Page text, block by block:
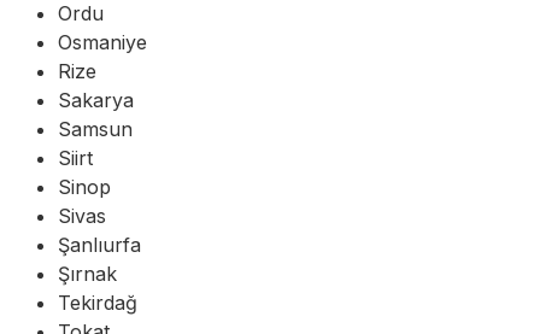
Ordu
Osmaniye
Rize
Sakarya
Samsun
Siirt
Sinop
Sivas
Şanlıurfa
Şırnak
Tekirdağ